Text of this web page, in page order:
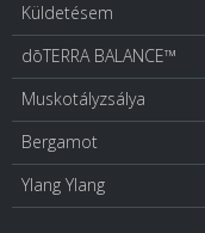
Küldetésem
dōTERRA BALANCE™
Muskotályzsálya
Bergamot
Ylang Ylang